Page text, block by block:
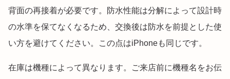
背面の再接着が必要です。防水性能は分解によって設計時
の水準を保てなくなるため、交換後は防水を前提とした使
い方を避けてください。この点はiPhoneも同じです。
在庫は機種によって異なります。ご来店前に機種名をお伝